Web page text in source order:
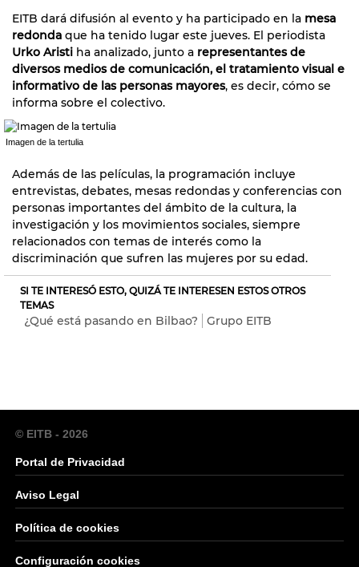
EITB dará difusión al evento y ha participado en la mesa
redonda que ha tenido lugar este jueves. El periodista
Urko Aristi ha analizado, junto a representantes de
diversos medios de comunicación, el tratamiento visual e
informativo de las personas mayores, es decir, cómo se
informa sobre el colectivo.
Imagen de la tertulia
Además de las películas, la programación incluye
entrevistas, debates, mesas redondas y conferencias con
personas importantes del ámbito de la cultura, la
investigación y los movimientos sociales, siempre
relacionados con temas de interés como la
discriminación que sufren las mujeres por su edad.
SI TE INTERESÓ ESTO, QUIZÁ TE INTERESEN ESTOS OTROS
TEMAS
¿Qué está pasando en Bilbao? Grupo EITB
© EITB - 2026
Portal de Privacidad
Aviso Legal
Política de cookies
Configuración cookies